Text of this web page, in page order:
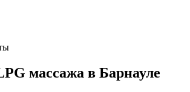
массажа в Барнауле